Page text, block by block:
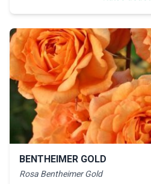
BENTHEIMER GOLD
Rosa Bentheimer Gold